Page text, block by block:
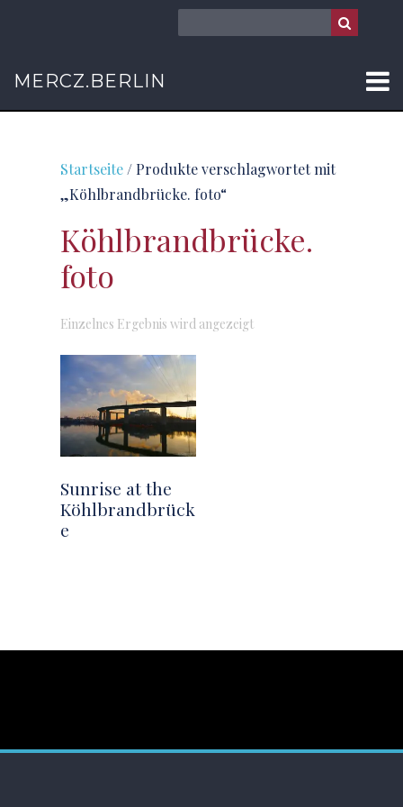
MERCZ.BERLIN
Startseite / Produkte verschlagwortet mit
„Köhlbrandbrücke. foto“
Köhlbrandbrücke.
foto
Einzelnes Ergebnis wird angezeigt
Sunrise at the
Köhlbrandbrück
e